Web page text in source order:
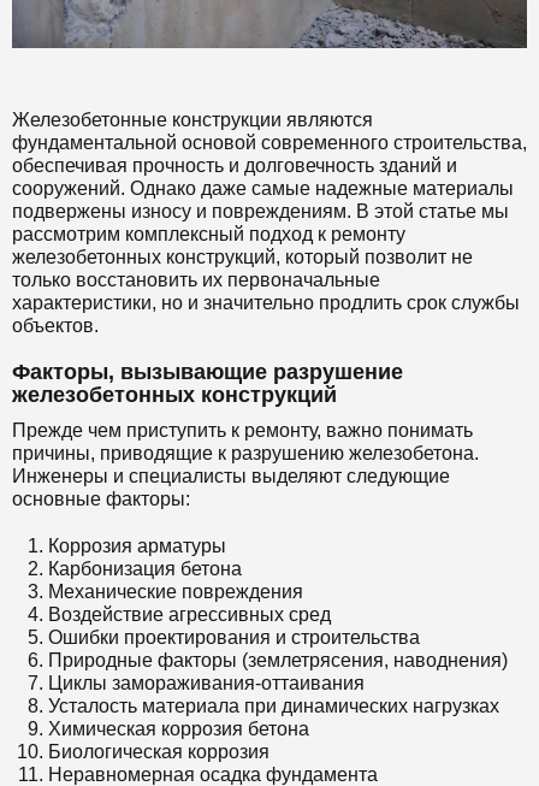
Железобетонные конструкции являются
фундаментальной основой современного строительства,
обеспечивая прочность и долговечность зданий и
сооружений. Однако даже самые надежные материалы
подвержены износу и повреждениям. В этой статье мы
рассмотрим комплексный подход к ремонту
железобетонных конструкций, который позволит не
только восстановить их первоначальные
характеристики, но и значительно продлить срок службы
объектов.
Факторы, вызывающие разрушение
железобетонных конструкций
Прежде чем приступить к ремонту, важно понимать
причины, приводящие к разрушению железобетона.
Инженеры и специалисты выделяют следующие
основные факторы:
Коррозия арматуры
Карбонизация бетона
Механические повреждения
Воздействие агрессивных сред
Ошибки проектирования и строительства
Природные факторы (землетрясения, наводнения)
Циклы замораживания-оттаивания
Усталость материала при динамических нагрузках
Химическая коррозия бетона
Биологическая коррозия
Неравномерная осадка фундамента